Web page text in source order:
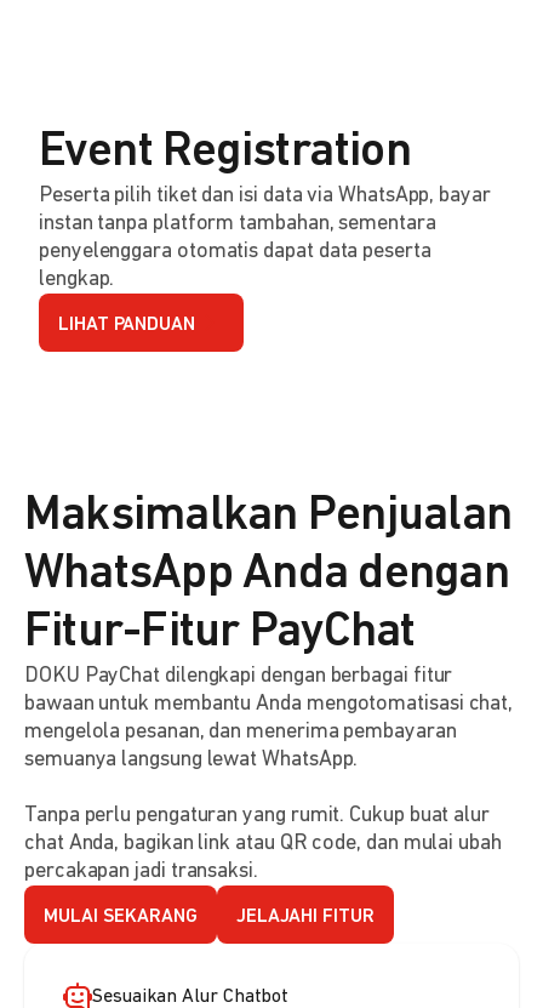
Event Registration
Peserta pilih tiket dan isi data via WhatsApp, bayar
instan tanpa platform tambahan, sementara
penyelenggara otomatis dapat data peserta
lengkap.
LIHAT PANDUAN
Maksimalkan Penjualan
WhatsApp Anda dengan
Fitur-Fitur PayChat
DOKU PayChat dilengkapi dengan berbagai fitur
bawaan untuk membantu Anda mengotomatisasi chat,
mengelola pesanan, dan menerima pembayaran
semuanya langsung lewat WhatsApp.
Tanpa perlu pengaturan yang rumit. Cukup buat alur
chat Anda, bagikan link atau QR code, dan mulai ubah
percakapan jadi transaksi.
MULAI SEKARANG JELAJAHI FITUR
Sesuaikan Alur Chatbot